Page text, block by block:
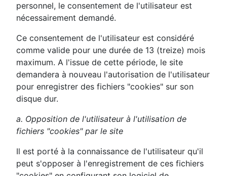
personnel, le consentement de l'utilisateur est
nécessairement demandé.
Ce consentement de l'utilisateur est considéré
comme valide pour une durée de 13 (treize) mois
maximum. A l'issue de cette période, le site
demandera à nouveau l'autorisation de l'utilisateur
pour enregistrer des fichiers "cookies" sur son
disque dur.
a. Opposition de l'utilisateur à l'utilisation de
fichiers "cookies" par le site
Il est porté à la connaissance de l'utilisateur qu'il
peut s'opposer à l'enregistrement de ces fichiers